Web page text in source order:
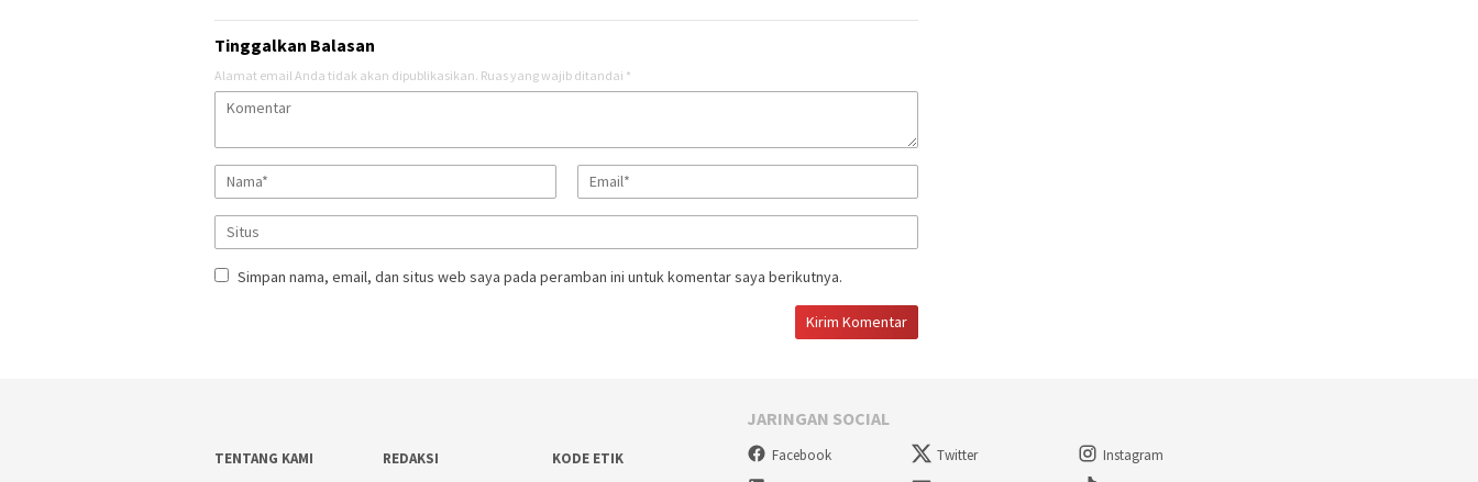
Tinggalkan Balasan
Alamat email Anda tidak akan dipublikasikan. Ruas yang wajib ditandai *
Simpan nama, email, dan situs web saya pada peramban ini untuk komentar saya berikutnya.
TENTANG KAMI REDAKSI
KODE ETIK
JARINGAN SOCIAL
Facebook Twitter
Instagram